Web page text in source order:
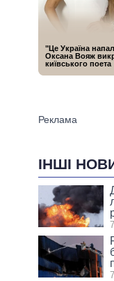
ІНШІ